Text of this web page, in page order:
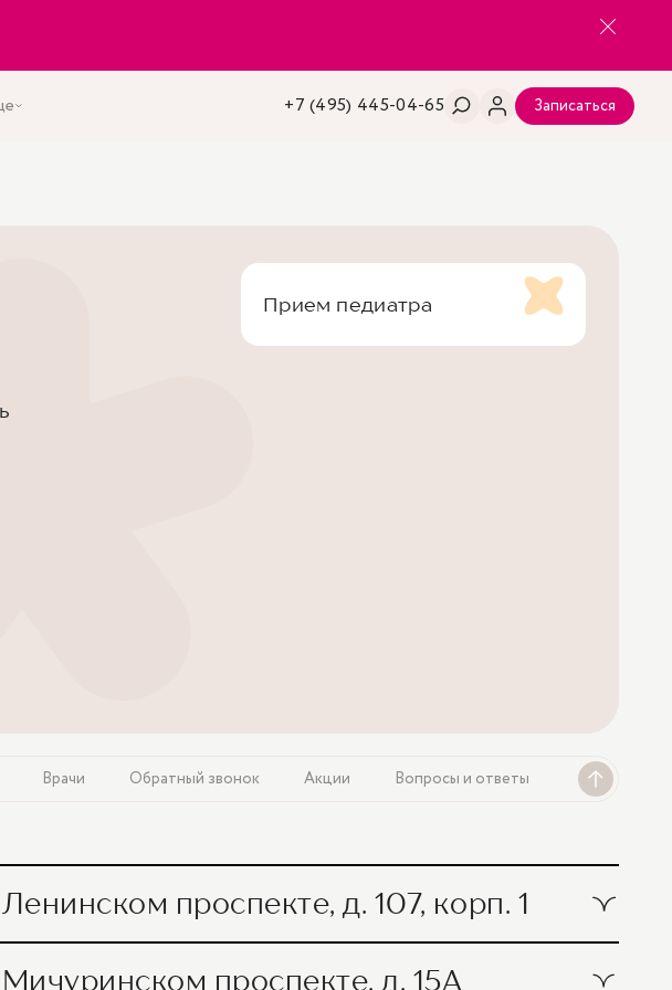
+7 (495) 445-04-65 Записаться
Прием педиатра
Врачи Обратный звонок Акции Вопросы и ответы
проспекте, д. 107, корп. 1
(вакцина против краснухи культурная
проспекте, д. 15А